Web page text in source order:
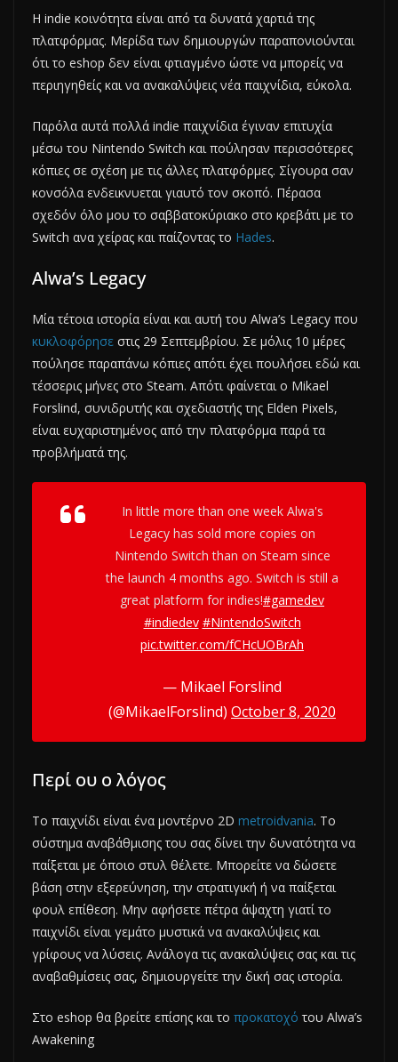
Η indie κοινότητα είναι από τα δυνατά χαρτιά της
πλατφόρμας. Μερίδα των δημιουργών παραπονιούνται
ότι το eshop δεν είναι φτιαγμένο ώστε να μπορείς να
περιηγηθείς και να ανακαλύψεις νέα παιχνίδια, εύκολα.
Παρόλα αυτά πολλά indie παιχνίδια έγιναν επιτυχία
μέσω του Nintendo Switch και πούλησαν περισσότερες
κόπιες σε σχέση με τις άλλες πλατφόρμες. Σίγουρα σαν
κονσόλα ενδεικνυεται γιαυτό τον σκοπό. Πέρασα
σχεδόν όλο μου το σαββατοκύριακο στο κρεβάτι με το
Switch ανα χείρας και παίζοντας το Hades.
Alwa’s Legacy
Μία τέτοια ιστορία είναι και αυτή του Alwa’s Legacy που
κυκλοφόρησε στις 29 Σεπτεμβρίου. Σε μόλις 10 μέρες
πούλησε παραπάνω κόπιες απότι έχει πουλήσει εδώ και
τέσσερις μήνες στο Steam. Απότι φαίνεται ο Mikael
Forslind, συνιδρυτής και σχεδιαστής της Elden Pixels,
είναι ευχαριστημένος από την πλατφόρμα παρά τα
προβλήματά της.
In little more than one week Alwa's
Legacy has sold more copies on
Nintendo Switch than on Steam since
the launch 4 months ago. Switch is still a
great platform for indies!#gamedev
#indiedev #NintendoSwitch
pic.twitter.com/fCHcUOBrAh
— Mikael Forslind
(@MikaelForslind) October 8, 2020
Περί ου ο λόγος
Το παιχνίδι είναι ένα μοντέρνο 2D metroidvania. Το
σύστημα αναβάθμισης του σας δίνει την δυνατότητα να
παίξεται με όποιο στυλ θέλετε. Μπορείτε να δώσετε
βάση στην εξερεύνηση, την στρατιγική ή να παίξεται
φουλ επίθεση. Μην αφήσετε πέτρα άψαχτη γιατί το
παιχνίδι είναι γεμάτο μυστικά να ανακαλύψεις και
γρίφους να λύσεις. Ανάλογα τις ανακαλύψεις σας και τις
αναβαθμίσεις σας, δημιουργείτε την δική σας ιστορία.
Στο eshop θα βρείτε επίσης και το προκατοχό του Alwa’s
Awakening